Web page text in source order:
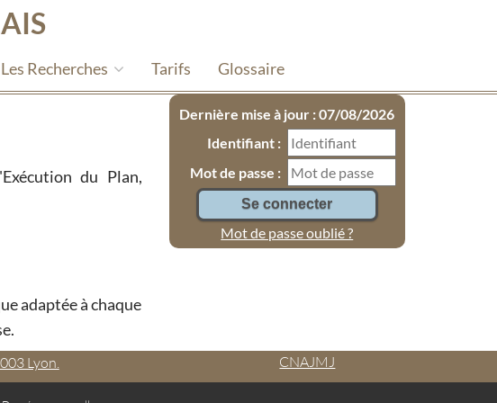
Les Recherches Tarifs Glossaire
Dernière mise à jour : 07/08/2026
Identifiant :
Mot de passe :
Mot de passe oublié ?
du Plan,
adaptée à chaque
Lyon. CNAJMJ